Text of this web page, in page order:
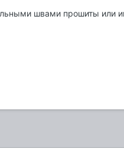
швами прошиты или